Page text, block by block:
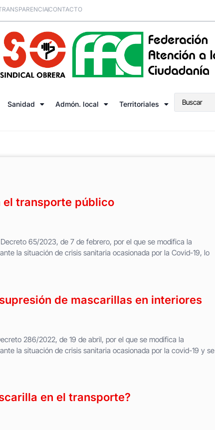
CONTACTO
Sanidad Admón. local Territoriales
el transporte público
65/2023, de 7 de febrero, por el que se modifica la
la situación de crisis sanitaria ocasionada por la Covid-19, lo
de mascarillas en interiores
286/2022, de 19 de abril, por el que se modifica la
la situación de crisis sanitaria ocasionada por la covid-19 y se
en el transporte?